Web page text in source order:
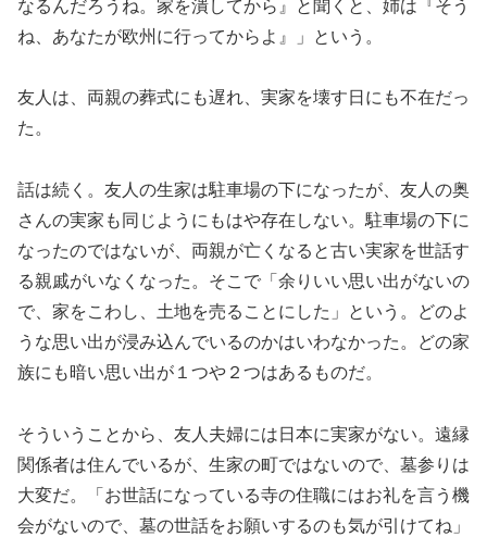
なるんだろうね。家を潰してから』と聞くと、姉は『そう
ね、あなたが欧州に行ってからよ』」という。
友人は、両親の葬式にも遅れ、実家を壊す日にも不在だっ
た。
話は続く。友人の生家は駐車場の下になったが、友人の奥
さんの実家も同じようにもはや存在しない。駐車場の下に
なったのではないが、両親が亡くなると古い実家を世話す
る親戚がいなくなった。そこで「余りいい思い出がないの
で、家をこわし、土地を売ることにした」という。どのよ
うな思い出が浸み込んでいるのかはいわなかった。どの家
族にも暗い思い出が１つや２つはあるものだ。
そういうことから、友人夫婦には日本に実家がない。遠縁
関係者は住んでいるが、生家の町ではないので、墓参りは
大変だ。「お世話になっている寺の住職にはお礼を言う機
会がないので、墓の世話をお願いするのも気が引けてね」